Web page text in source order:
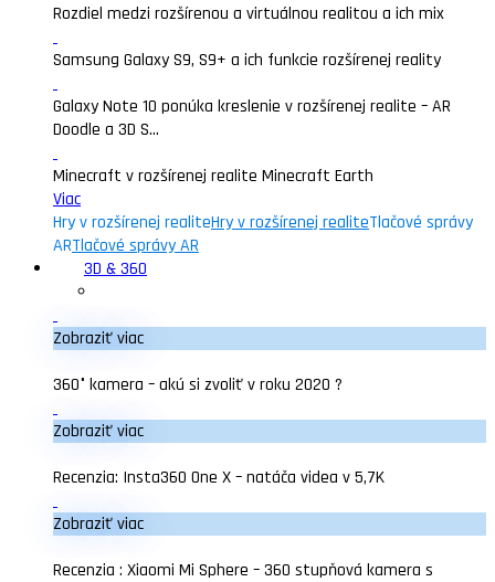
Rozdiel medzi rozšírenou a virtuálnou realitou a ich mix
Samsung Galaxy S9, S9+ a ich funkcie rozšírenej reality
Galaxy Note 10 ponúka kreslenie v rozšírenej realite – AR
Doodle a 3D S...
Minecraft v rozšírenej realite Minecraft Earth
Viac
Hry v rozšírenej realiteHry v rozšírenej realiteTlačové správy
ARTlačové správy AR
3D & 360
Zobraziť viac
360° kamera – akú si zvoliť v roku 2020 ?
Zobraziť viac
Recenzia: Insta360 One X – natáča videa v 5,7K
Zobraziť viac
Recenzia : Xiaomi Mi Sphere – 360 stupňová kamera s